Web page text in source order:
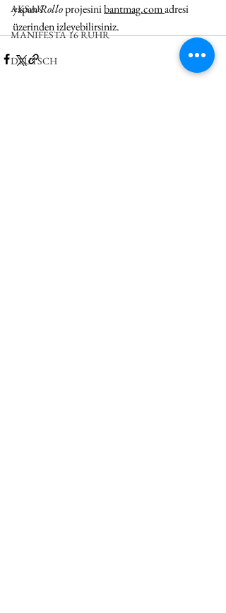
AKSAK
MANIFESTA 16 RUHR
DEUTSCH
yapan Rollo projesini bantmag.com adresi
üzerinden izleyebilirsiniz.